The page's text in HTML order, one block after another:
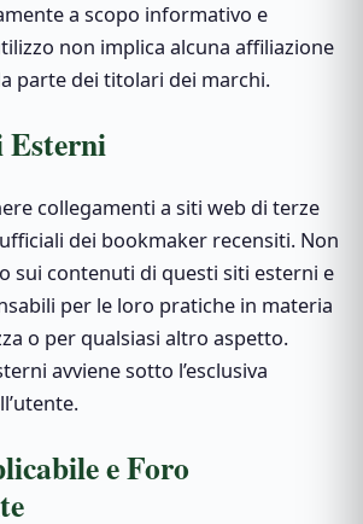
a scopo informativo e
non implica alcuna affiliazione
parte dei titolari dei marchi.
collegamenti a siti web di terze
dei bookmaker recensiti. Non
sui contenuti di questi siti esterni e
per le loro pratiche in materia
o per qualsiasi altro aspetto.
avviene sotto l’esclusiva
e Foro